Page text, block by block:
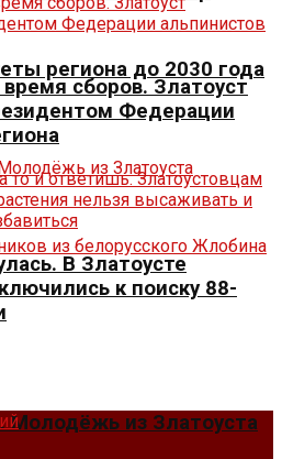
региона до 2030 года
из Златоуста
сборов. Златоуст
Федерации
В Златоусте
к поиску 88-